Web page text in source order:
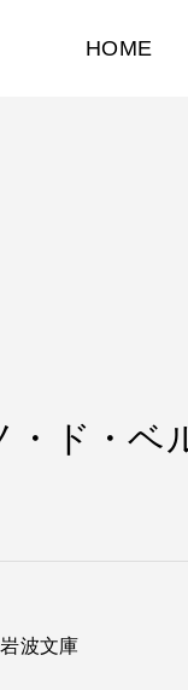
HOME
ド・ベ
波文庫